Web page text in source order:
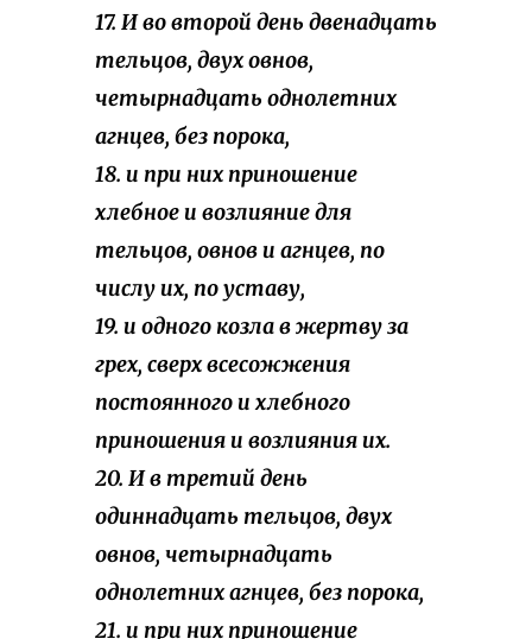
17. И во второй день двенадцать
тельцов, двух овнов,
четырнадцать однолетних
агнцев, без порока,
18. и при них приношение
хлебное и возлияние для
тельцов, овнов и агнцев, по
числу их, по уставу,
19. и одного козла в жертву за
грех, сверх всесожжения
постоянного и хлебного
приношения и возлияния их.
20. И в третий день
одиннадцать тельцов, двух
овнов, четырнадцать
однолетних агнцев, без порока,
21. и при них приношение